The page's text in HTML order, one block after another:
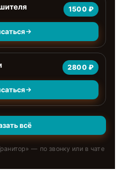
1500 ₽
2800 ₽
всё
» — по звонку или в чате